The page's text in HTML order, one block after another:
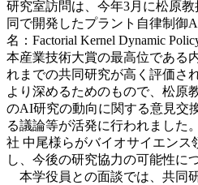
研究室訪問は、今年3月に松原
同で開発したプラント自律制御
名：Factorial Kernel Dynamic
本産業技術大賞の最高位である
れまでの共同研究が高く評価さ
より深めるためのもので、松原
のAI研究の動向に関する意見交
る議論等が活発に行われました
社 中尾様らがバイオサイエンス
し、今後の研究協力の可能性に
本学役員との面談では、共同